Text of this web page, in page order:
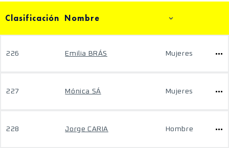
Clasificación Nombre
226 Emilia BRÁS Mujeres
227 Mónica SÁ Mujeres
228 Jorge CARIA Hombre